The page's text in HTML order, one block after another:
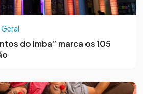
Geral
do Imba” marca os 105